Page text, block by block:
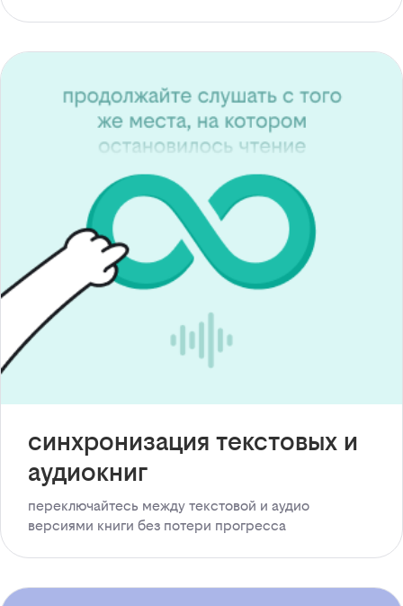
синхронизация текстовых и
аудиокниг
переключайтесь между текстовой и аудио
версиями книги без потери прогресса